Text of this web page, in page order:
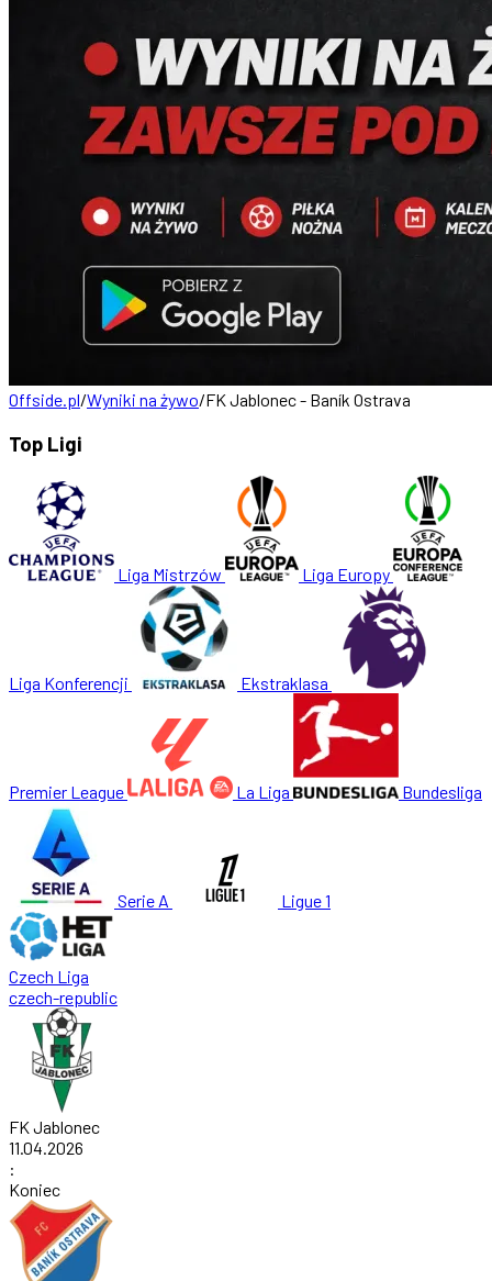
Offside.pl/Wyniki na żywo/FK Jablonec - Baník Ostrava
Top Ligi
Liga Mistrzów Liga Europy
Liga Konferencji Ekstraklasa
Premier League La Liga Bundesliga
Serie A Ligue 1
Czech Liga
czech-republic
FK Jablonec
11.04.2026
:
Koniec